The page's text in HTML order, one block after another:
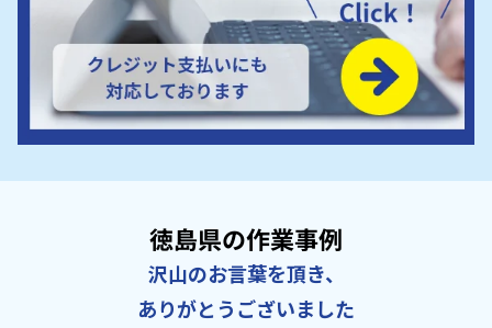
徳島県の作業事例
沢山のお言葉を頂き、
ありがとうございました